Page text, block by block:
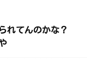
れてんのかな？